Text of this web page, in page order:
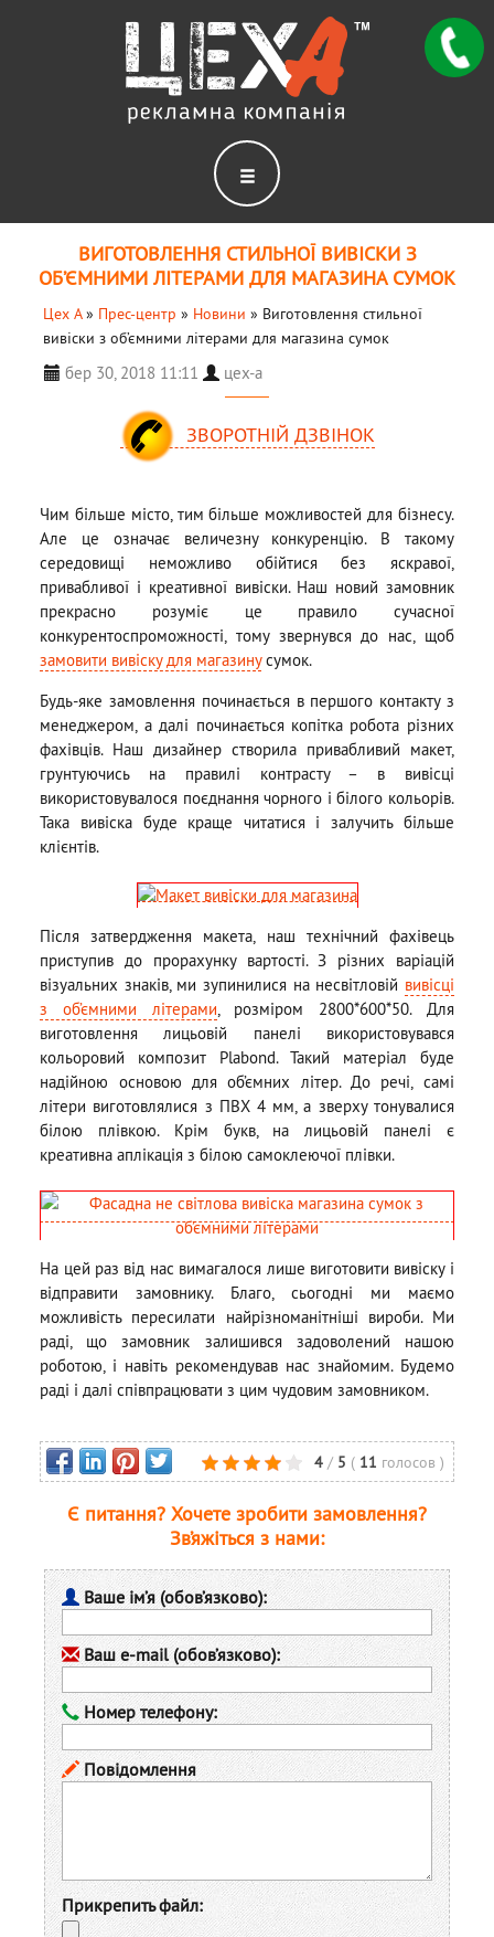
ВИГОТОВЛЕННЯ СТИЛЬНОЇ ВИВІСКИ З
ОБ’ЄМНИМИ ЛІТЕРАМИ ДЛЯ МАГАЗИНА СУМОК
Цех А» Прес-центр » Новини » Виготовлення стильної
вивіски з об’ємними літерами для магазина сумок
бер 30, 2018 11:11 цех-а
ЗВОРОТНІЙ ДЗВІНОК
Чим більше місто, тим більше можливостей для бізнесу.
Але це означає величезну конкуренцію. В такому
середовищі неможливо обійтися без яскравої,
привабливої і креативної вивіски. Наш новий замовник
прекрасно розуміє це правило сучасної
конкурентоспроможності, тому звернувся до нас, щоб
замовити вивіску для магазинусумок.
Будь-яке замовлення починається в першого контакту з
менеджером, а далі починається копітка робота різних
фахівців. Наш дизайнер створила привабливий макет,
грунтуючись на правилі контрасту – в вивісці
використовувалося поєднання чорного і білого кольорів.
Така вивіска буде краще читатися і залучить більше
клієнтів.
Після затвердження макета, наш технічний фахівець
приступив до прорахунку вартості. З різних варіацій
візуальних знаків, ми зупинилися на несвітловій вивісці
з об’ємними літерами, розміром 2800*600*50. Для
виготовлення лицьовій панелі використовувався
кольоровий композит Plabond. Такий матеріал буде
надійною основою для об’ємних літер. До речі, самі
літери виготовлялися з ПВХ 4 мм, а зверху тонувалися
білою плівкою. Крім букв, на лицьовій панелі є
креативна аплікація з білою самоклеючої плівки.
На цей раз від нас вимагалося лише виготовити вивіску і
відправити замовнику. Благо, сьогодні ми маємо
можливість пересилати найрізноманітніші вироби. Ми
раді, що замовник залишився задоволений нашою
роботою, і навіть рекомендував нас знайомим. Будемо
раді і далі співпрацювати з цим чудовим замовником.
4 / 5 ( 11 голосов)
Є питання? Хочете зробити замовлення?
Зв’яжіться з нами:
Ваше ім’я (обов’язково):
Ваш e-mail (обов’язково):
Номер телефону:
Повідомлення
Прикрепить файл: